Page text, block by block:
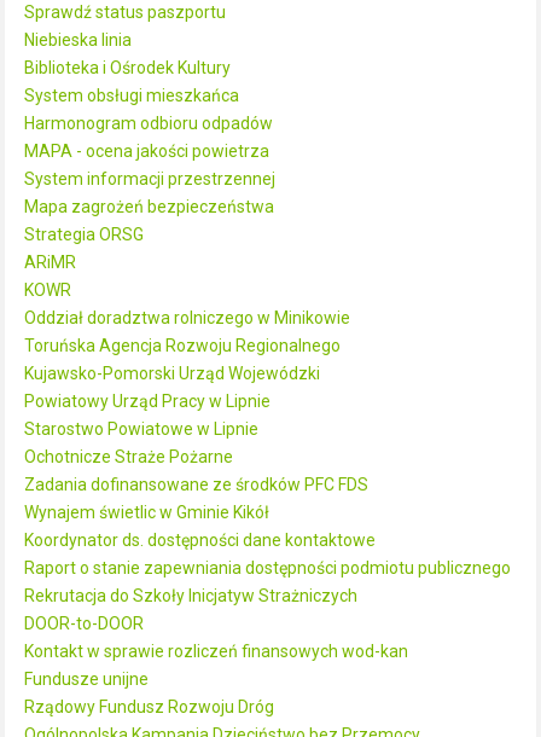
Sprawdź status paszportu
Niebieska linia
Biblioteka i Ośrodek Kultury
System obsługi mieszkańca
Harmonogram odbioru odpadów
MAPA - ocena jakości powietrza
System informacji przestrzennej
Mapa zagrożeń bezpieczeństwa
Strategia ORSG
ARiMR
KOWR
Oddział doradztwa rolniczego w Minikowie
Toruńska Agencja Rozwoju Regionalnego
Kujawsko-Pomorski Urząd Wojewódzki
Powiatowy Urząd Pracy w Lipnie
Starostwo Powiatowe w Lipnie
Ochotnicze Straże Pożarne
Zadania dofinansowane ze środków PFC FDS
Wynajem świetlic w Gminie Kikół
Koordynator ds. dostępności dane kontaktowe
Raport o stanie zapewniania dostępności podmiotu publicznego
Rekrutacja do Szkoły Inicjatyw Strażniczych
DOOR-to-DOOR
Kontakt w sprawie rozliczeń finansowych wod-kan
Fundusze unijne
Rządowy Fundusz Rozwoju Dróg